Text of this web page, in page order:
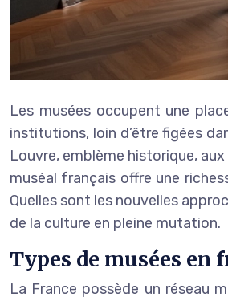
Les musées occupent une
institutions, loin d’être figées
Louvre, emblème historique,
muséal français offre une
Quelles sont les nouvelles
de la culture en pleine mutation.
Types de musées en
La France possède un réseau